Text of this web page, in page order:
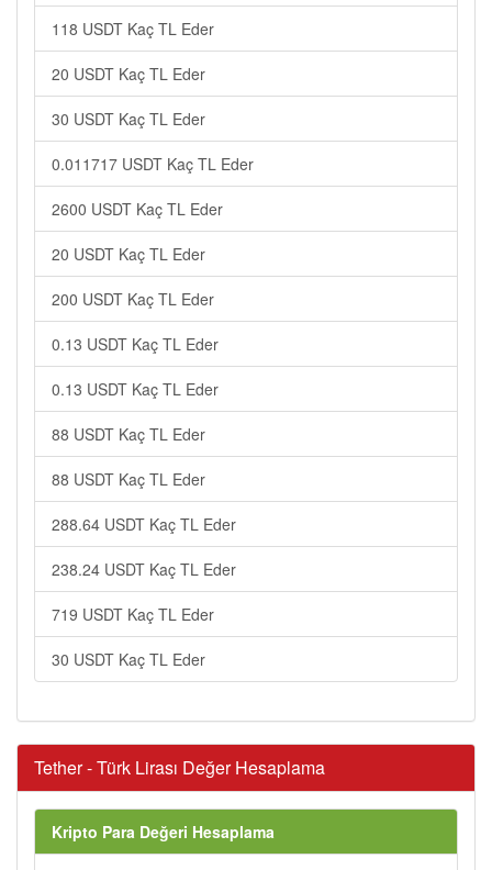
118 USDT Kaç TL Eder
20 USDT Kaç TL Eder
30 USDT Kaç TL Eder
0.011717 USDT Kaç TL Eder
2600 USDT Kaç TL Eder
20 USDT Kaç TL Eder
200 USDT Kaç TL Eder
0.13 USDT Kaç TL Eder
0.13 USDT Kaç TL Eder
88 USDT Kaç TL Eder
88 USDT Kaç TL Eder
288.64 USDT Kaç TL Eder
238.24 USDT Kaç TL Eder
719 USDT Kaç TL Eder
30 USDT Kaç TL Eder
Tether - Türk Lirası Değer Hesaplama
Kripto Para Değeri Hesaplama